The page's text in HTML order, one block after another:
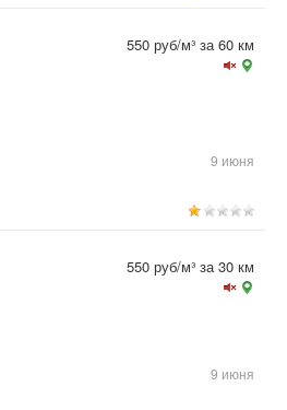
9 июня
550 руб/м³ за 60 км
9 июня
550 руб/м³ за 30 км